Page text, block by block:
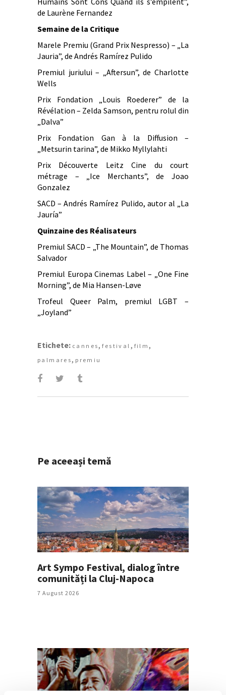
de Laurène Fernandez
Semaine de la Critique
Marele Premiu (Grand Prix Nespresso) – „La
Jauria”, de Andrés Ramírez Pulido
Premiul juriului – „Aftersun”, de Charlotte
Wells
Prix Fondation „Louis Roederer” de la
Révélation – Zelda Samson, pentru rolul din
„Dalva”
Prix Fondation Gan à la Diffusion –
„Metsurin tarina”, de Mikko Myllylahti
Prix Découverte Leitz Cine du court
métrage – „Ice Merchants”, de Joao
Gonzalez
SACD – Andrés Ramírez Pulido, autor al „La
Jauría”
Quinzaine des Réalisateurs
Premiul SACD – „The Mountain”, de Thomas
Salvador
Premiul Europa Cinemas Label – „One Fine
Morning”, de Mia Hansen-Løve
Trofeul Queer Palm, premiul LGBT –
„Joyland”
Etichete: cannes ,festival , film ,
palmares , premiu
Pe aceeași temă
Art Sympo Festival, dialog între
comunități la Cluj-Napoca
7 August 2026